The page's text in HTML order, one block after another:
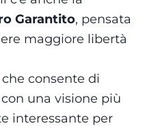
Garantito, pensata
maggiore libertà
consente di
una visione più
interessante per